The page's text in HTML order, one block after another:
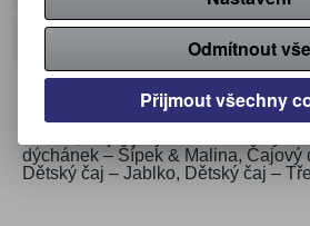
Doporučit výrobek
Dárková kazeta Voňavý Sad
lahodných čajů, které potěší
ovoce. Sada obsahuje: Čajový
dýchánek – Šípek & Malina, Čajový
Dětský čaj – Jablko, Dětský čaj –
Odmítnout vše
Přijmout všechny